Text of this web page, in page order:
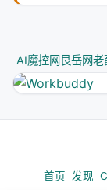
GEMS 的核心
分布偏移 =
翻译完成，
换和正交化。
这种"几何视
问题。模型
AI魔控网 艮岳网老
首页
发现